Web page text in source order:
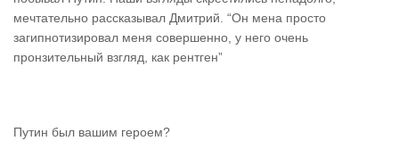
мечтательно рассказывал Дмитрий. “Он мена просто
загипнотизировал меня совершенно, у него очень
пронзительный взгляд, как рентген”
Путин был вашим героем?